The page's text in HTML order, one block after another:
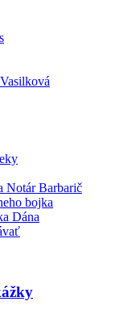
Notár Barbarič
bojka
Dána